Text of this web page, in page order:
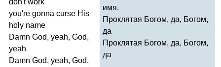
you're gonna curse His
holy name
Damn God, yeah, God,
yeah
Damn God, yeah, God,
имя.
Проклятая Богом, да, Богом,
да
Проклятая Богом, да, Богом,
да